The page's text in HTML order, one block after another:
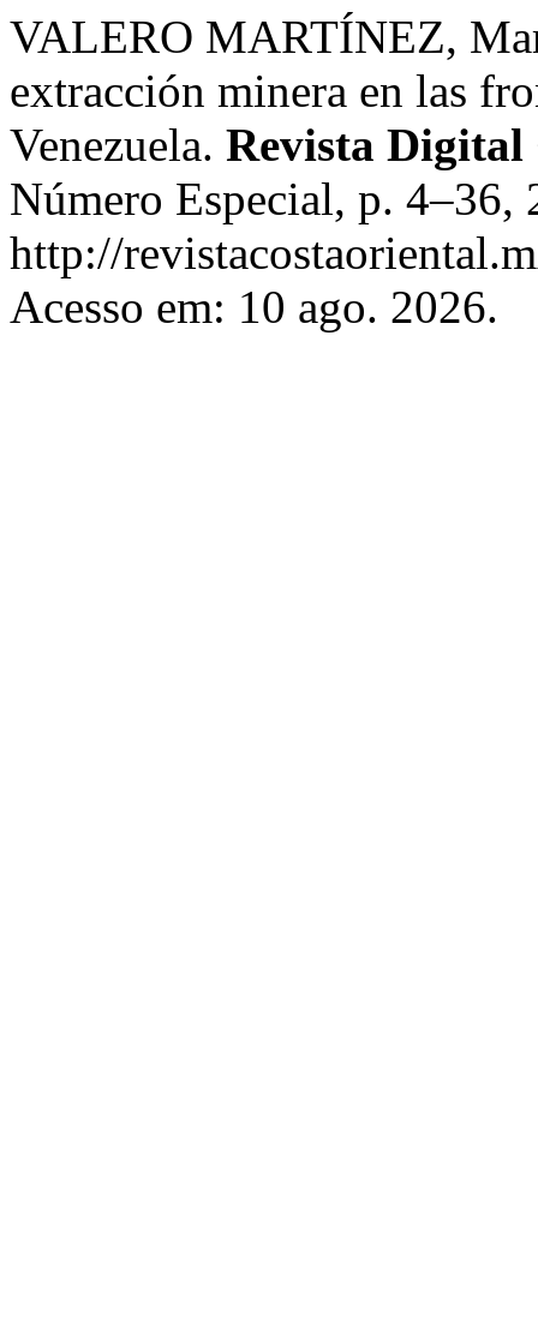
VALERO MARTÍNEZ,
extracción minera en las
Venezuela. Revista
Número Especial, p.
http://
Acesso em: 10 ago. 2026.